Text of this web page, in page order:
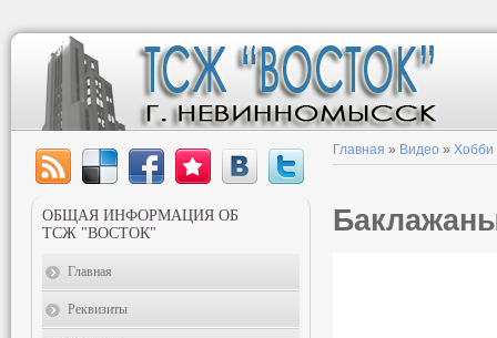
Главная » Видео » Хобби
ОБЩАЯ ИНФОРМАЦИЯ ОБ
ТСЖ "ВОСТОК"
Главная
Реквизиты